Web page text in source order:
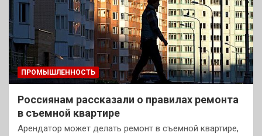
ПРОМЫШЛЕННОСТЬ
Россиянам рассказали о правилах ремонта
в съемной квартире
Арендатор может делать ремонт в съемной квартире,